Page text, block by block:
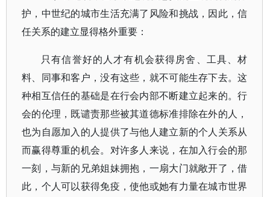
护，中世纪的城市生活充满了风险和挑战，因此，信
任关系的建立显得格外重要：
只有信誉好的人才有机会获得房舍、工具、材
料、同事和客户，没有这些，就不可能生存下去。这
种相互信任的基础是在行会内部不断建立起来的。行
会的伦理，既谴责那些被其道德标准排除在外的人，
也为自愿加入的人提供了与他人建立新的个人关系从
而赢得尊重的机会。对许多人来说，在加入行会的那
一刻，与新的兄弟姐妹拥抱，一扇大门就敞开了，借
此，个人可以获得免疫，使他或她有力量在城市世界